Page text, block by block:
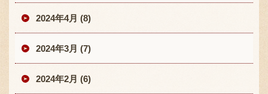
2024年4月 (8)
2024年3月 (7)
2024年2月 (6)